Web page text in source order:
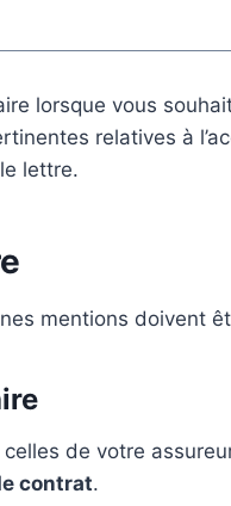
lorsque vous
relatives à
lettre.
mentions doivent
de votre
contrat.